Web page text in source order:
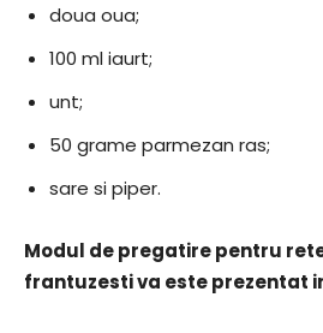
doua oua;
100 ml iaurt;
unt;
50 grame parmezan ras;
sare si piper.
Modul de pregatire pentru
frantuzesti va este prezentat